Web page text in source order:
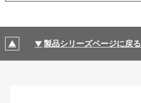
製品シリーズページに戻る